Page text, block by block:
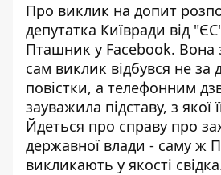
Про виклик на допит
депутатка Київради від
Пташник у Facebook. Вона
сам виклик відбувся не
повістки, а телефонним
зауважила підставу, з якої
Йдеться про справу про
державної влади - саму ж
викликають у якості